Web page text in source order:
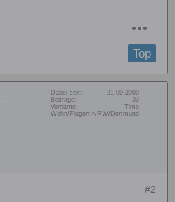
Top
Dabei seit:
21.09.2009
Beiträge:
33
Vorname:
Timo
Wohn/Flugort: NRW/Dortmund
#2